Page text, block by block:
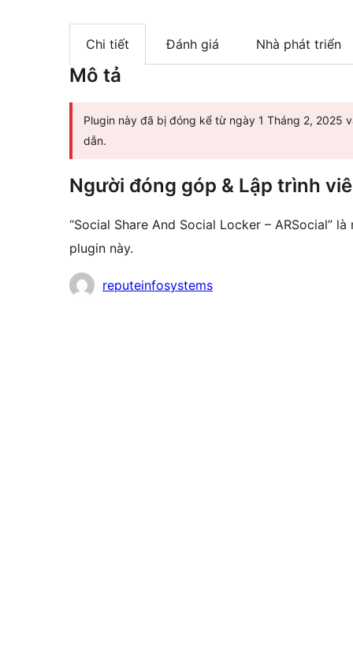
Chi tiết Đánh giá Nhà phát triển
Mô tả
Plugin này đã bị đóng kể từ ngày 1 Tháng 2, 2025
dẫn.
Người đóng góp & Lập trình
“Social Share And Social Locker – ARSocial”
plugin này.
Nhữngreputeinfosystems